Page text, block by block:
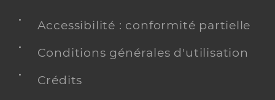
Accessibilité : conformité partielle
Conditions générales d'utilisation
Crédits